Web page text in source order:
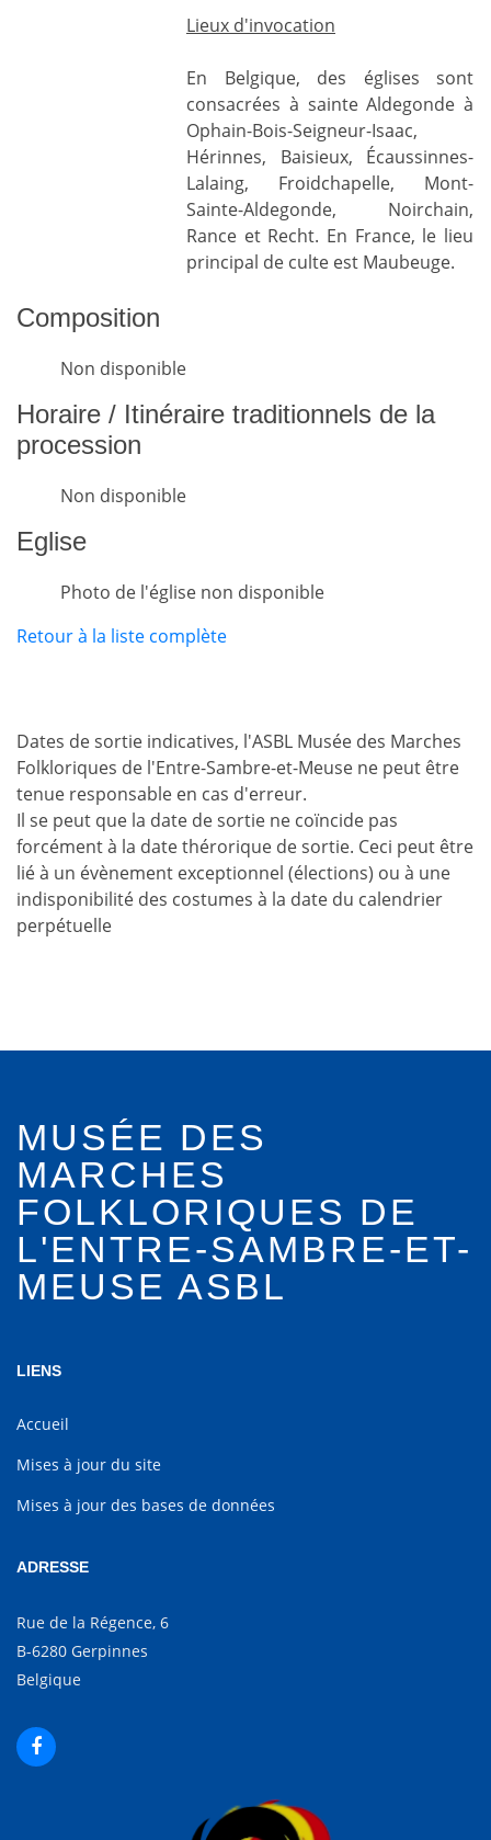
Lieux d'invocation
En Belgique, des églises sont
consacrées à sainte Aldegonde à
Ophain-Bois-Seigneur-Isaac,
Hérinnes, Baisieux, Écaussinnes-
Lalaing, Froidchapelle, Mont-
Sainte-Aldegonde, Noirchain,
Rance et Recht. En France, le lieu
principal de culte est Maubeuge.
Composition
Non disponible
Horaire / Itinéraire traditionnels de la
procession
Non disponible
Eglise
Photo de l'église non disponible
Retour à la liste complète
Dates de sortie indicatives, l'ASBL Musée des Marches
Folkloriques de l'Entre-Sambre-et-Meuse ne peut être
tenue responsable en cas d'erreur.
Il se peut que la date de sortie ne coïncide pas
forcément à la date thérorique de sortie. Ceci peut être
lié à un évènement exceptionnel (élections) ou à une
indisponibilité des costumes à la date du calendrier
perpétuelle
MUSÉE DES
MARCHES
FOLKLORIQUES DE
L'ENTRE-SAMBRE-ET-
MEUSE ASBL
LIENS
Accueil
Mises à jour du site
Mises à jour des bases de données
ADRESSE
Rue de la Régence, 6
B-6280 Gerpinnes
Belgique